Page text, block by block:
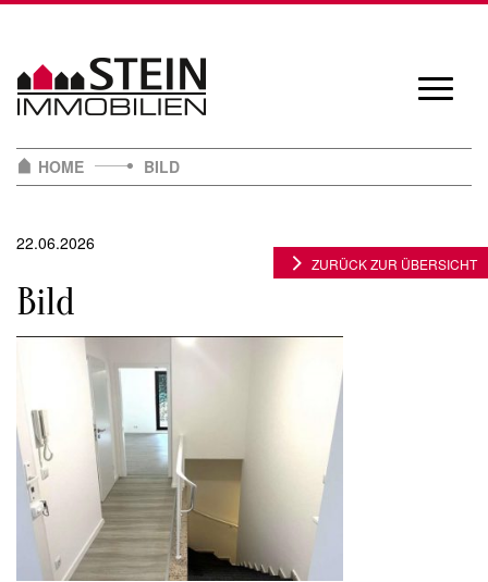
content
HOME
BILD
22.06.2026
Bild
ZURÜCK ZUR ÜBERSICHT